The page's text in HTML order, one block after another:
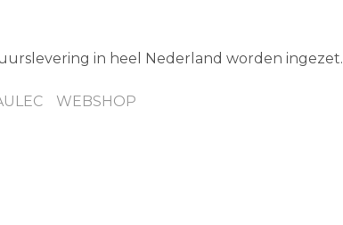
in heel Nederland worden ingezet.
WEBSHOP